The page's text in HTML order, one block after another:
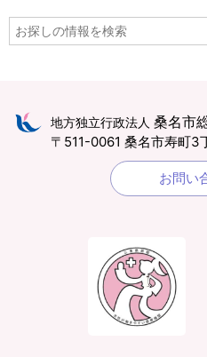
地方独立行政法人 桑名市
〒511-0061 桑名市寿町3
お問い